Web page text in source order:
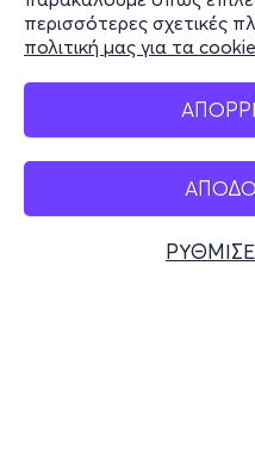
περισσότερες σχετικές
πολιτική μας για τα
Mobile app